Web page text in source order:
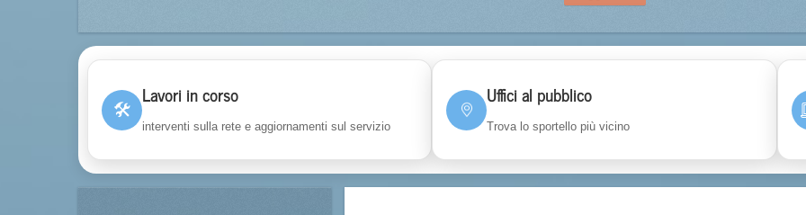
🛠
Lavori in corso
interventi sulla rete e aggiornamenti sul servizio
Uffici al pubblico
Trova lo sportello più vicino